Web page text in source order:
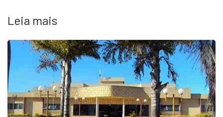
Leia mais